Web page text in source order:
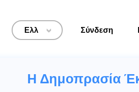
Ελλ > Σύνδεση
Η Δημοπρασία